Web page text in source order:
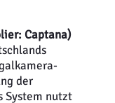
Captana)
der
System nutzt